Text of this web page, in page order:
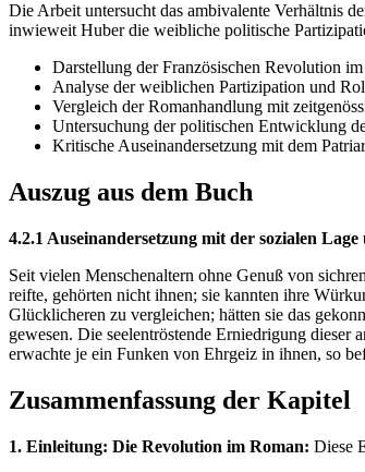
Die Arbeit untersucht das ambivalente Verhältnis
inwieweit Huber die weibliche politische
Darstellung der Französischen Revolution
Analyse der weiblichen Partizipation und
Vergleich der Romanhandlung mit
Untersuchung der politischen Entwicklung
Kritische Auseinandersetzung mit dem
Auszug aus dem Buch
4.2.1 Auseinandersetzung mit der sozialen
Seit vielen Menschenaltern ohne Genuß von
reifte, gehörten nicht ihnen; sie kannten ihre
Glücklicheren zu vergleichen; hätten sie das
gewesen. Die seelentröstende Erniedrigung dieser
erwachte je ein Funken von Ehrgeiz in ihnen, so
Zusammenfassung der Kapitel
1. Einleitung: Die Revolution im Roman: Diese